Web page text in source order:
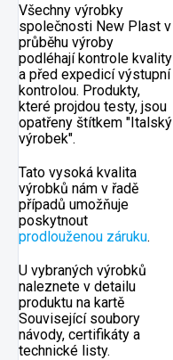
Všechny výrobky
společnosti New Plast v
průběhu výroby
podléhají kontrole kvality
a před expedicí výstupní
kontrolou. Produkty,
které projdou testy, jsou
opatřeny štítkem "Italský
výrobek".
Tato vysoká kvalita
výrobků nám v řadě
případů umožňuje
poskytnout
prodlouženou záruku.
U vybraných výrobků
naleznete v detailu
produktu na kartě
Související soubory
návody, certifikáty a
technické listy.